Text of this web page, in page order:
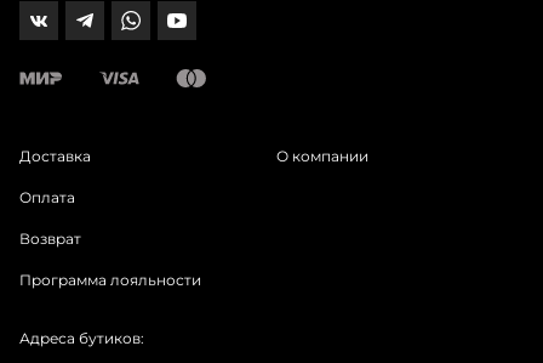
Доставка
Оплата
Возврат
Программа лояльности
О компании
Адреса бутиков: